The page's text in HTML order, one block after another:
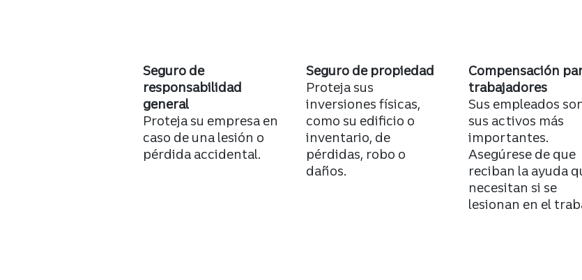
Seguro de
responsabilidad
general
Proteja su empresa en
caso de una lesión o
pérdida accidental.
Seguro de propiedad
Proteja sus
inversiones físicas,
como su edificio o
inventario, de
pérdidas, robo o
daños.
Compensación
trabajadores
Sus empleados
sus activos más
importantes.
Asegúrese de que
reciban la ayuda
necesitan si se
lesionan en el